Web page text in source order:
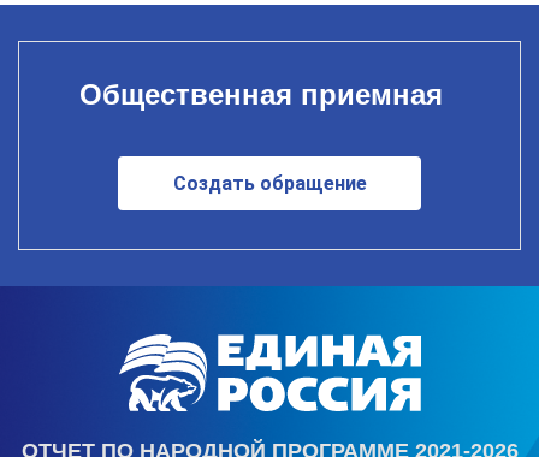
Общественная приемная
Создать обращение
ОТЧЕТ ПО НАРОДНОЙ ПРОГРАММЕ 2021-2026